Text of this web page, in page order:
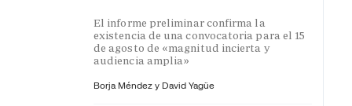
El informe preliminar confirma la
existencia de una convocatoria para el 15
de agosto de «magnitud incierta y
audiencia amplia»
Borja Méndez y David Yagüe